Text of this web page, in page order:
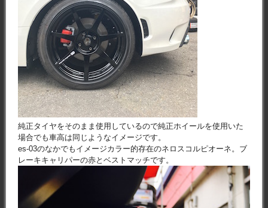
純正タイヤをそのまま使用しているので純正ホイールを使用いた
場合でも車高は同じようなイメージです。
es-03のなかでもイメージカラー的存在のネロスコルピオーネ。ブ
レーキキャリパーの赤とベストマッチです。